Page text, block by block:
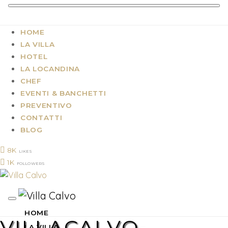
HOME
LA VILLA
HOTEL
LA LOCANDINA
CHEF
EVENTI & BANCHETTI
PREVENTIVO
CONTATTI
BLOG
8K LIKES
1K FOLLOWERS
HOME